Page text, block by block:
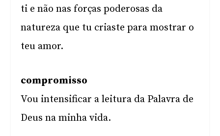
ti e não nas forças poderosas da
natureza que tu criaste para mostrar o
teu amor.
compromisso
Vou intensificar a leitura da Palavra de
Deus na minha vida.